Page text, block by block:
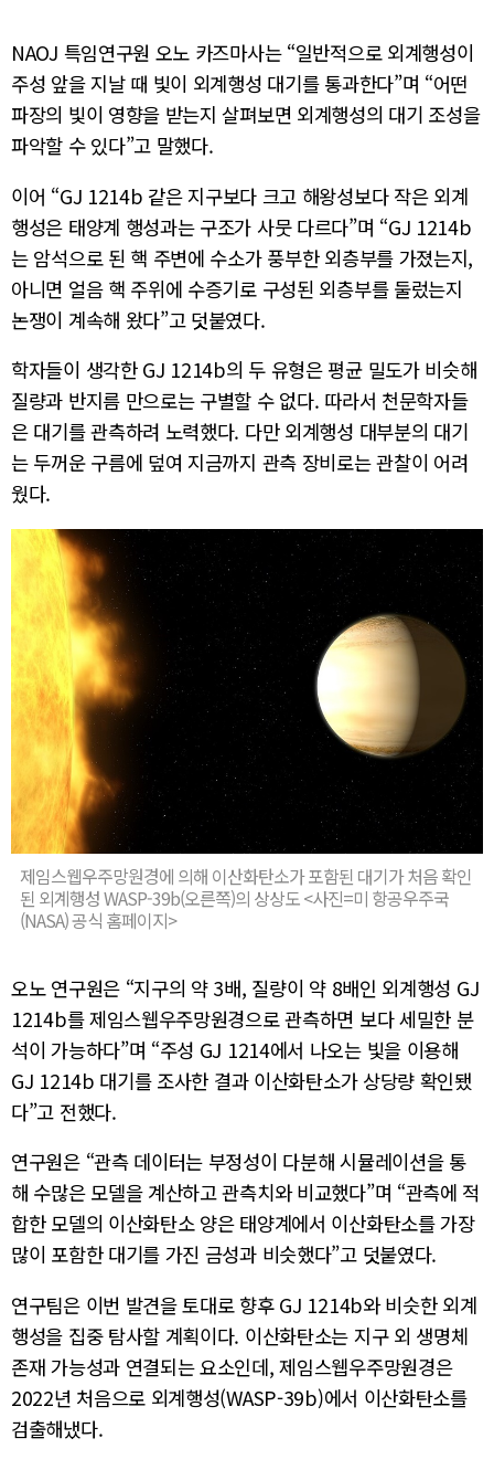
NAOJ 특임연구원 오노 카즈마사는 “일반적으로 외계행성이
주성 앞을 지날 때 빛이 외계행성 대기를 통과한다”며 “어떤
파장의 빛이 영향을 받는지 살펴보면 외계행성의 대기 조성을
파악할 수 있다”고 말했다.
이어 “GJ 1214b 같은 지구보다 크고 해왕성보다 작은 외계
행성은 태양계 행성과는 구조가 사뭇 다르다”며 “GJ 1214b
는 암석으로 된 핵 주변에 수소가 풍부한 외층부를 가졌는지,
아니면 얼음 핵 주위에 수증기로 구성된 외층부를 둘렀는지
논쟁이 계속해 왔다”고 덧붙였다.
학자들이 생각한 GJ 1214b의 두 유형은 평균 밀도가 비슷해
질량과 반지름 만으로는 구별할 수 없다. 따라서 천문학자들
은 대기를 관측하려 노력했다. 다만 외계행성 대부분의 대기
는 두꺼운 구름에 덮여 지금까지 관측 장비로는 관찰이 어려
웠다.
제임스웹우주망원경에 의해 이산화탄소가 포함된 대기가 처음 확인
된 외계행성 WASP-39b(오른쪽)의 상상도 <사진=미 항공우주국
(NASA) 공식 홈페이지>
오노 연구원은 “지구의 약 3배, 질량이 약 8배인 외계행성 GJ
1214b를 제임스웹우주망원경으로 관측하면 보다 세밀한 분
석이 가능하다”며 “주성 GJ 1214에서 나오는 빛을 이용해
GJ 1214b 대기를 조사한 결과 이산화탄소가 상당량 확인됐
다”고 전했다.
연구원은 “관측 데이터는 부정성이 다분해 시뮬레이션을 통
해 수많은 모델을 계산하고 관측치와 비교했다”며 “관측에 적
합한 모델의 이산화탄소 양은 태양계에서 이산화탄소를 가장
많이 포함한 대기를 가진 금성과 비슷했다”고 덧붙였다.
연구팀은 이번 발견을 토대로 향후 GJ 1214b와 비슷한 외계
행성을 집중 탐사할 계획이다. 이산화탄소는 지구 외 생명체
존재 가능성과 연결되는 요소인데, 제임스웹우주망원경은
2022년 처음으로 외계행성(WASP-39b)에서 이산화탄소를
검출해냈다.